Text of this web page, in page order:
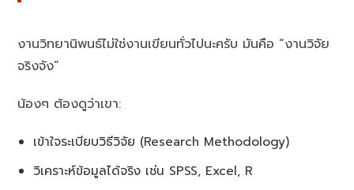
งานวิทยานิพนธ์ไม่ใช่งานเขียนทั่วไปนะครับ มันคือ “งานวิจัย
จริงจัง”
น้องๆ ต้องดูว่าเขา:
เข้าใจระเบียบวิธีวิจัย (Research Methodology)
วิเคราะห์ข้อมูลได้จริง เช่น SPSS, Excel, R